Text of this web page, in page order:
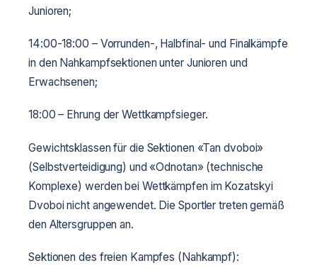
Junioren;
14:00-18:00 – Vorrunden-, Halbfinal- und Finalkämpfe
in den Nahkampfsektionen unter Junioren und
Erwachsenen;
18:00 – Ehrung der Wettkampfsieger.
Gewichtsklassen für die Sektionen «Tan dvoboi»
(Selbstverteidigung) und «Odnotan» (technische
Komplexe) werden bei Wettkämpfen im Kozatskyi
Dvoboi nicht angewendet. Die Sportler treten gemäß
den Altersgruppen an.
Sektionen des freien Kampfes (Nahkampf):